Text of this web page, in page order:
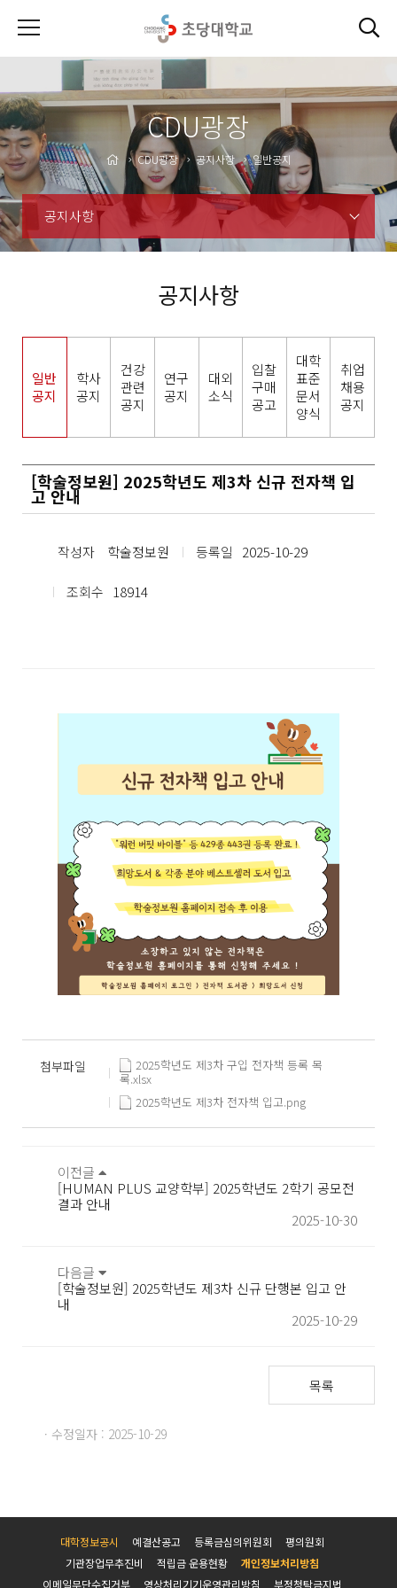
CDU광장
공지사항
CDU광장 공지사항 일반공지
공지사항
일반
공지
학사
공지
건강
관련
공지
연구
공지
대외
소식
입찰
구매
공고
대학
표준
문서
양식
취업
채용
공지
[학술정보원] 2025학년도 제3차 신규 전자책 입
고 안내
작성자 학술정보원 등록일 2025-10-29
조회수 18914
첨부파일
2025학년도 제3차 구입 전자책 등록 목
록.xlsx
2025학년도 제3차 전자책 입고.png
이전글
[HUMAN PLUS 교양학부] 2025학년도 2학기 공모전
결과 안내
2025-10-30
다음글
[학술정보원] 2025학년도 제3차 신규 단행본 입고 안
내
2025-10-29
목록
· 수정일자 : 2025-10-29
대학정보공시 예결산공고 등록금심의위원회
평의원회
기관장업무추진비
적립금 운용현황
개인정보처리방침
이메일무단수집거부
영상처리기기운영관리방침 부정청탁금지법